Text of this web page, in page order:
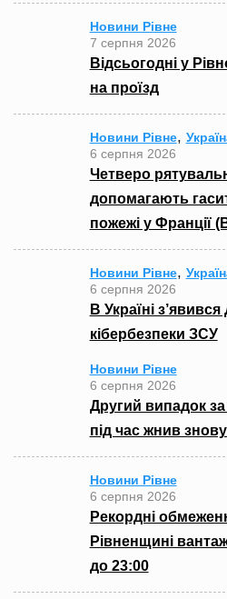
Новини Рівне
7 серпня 2026
Відсьогодні у
на проїзд
Новини Рівне,
6 серпня 2026
Четверо
допомагають
пожежі у Франції
Новини Рівне,
6 серпня 2026
В Україні
кібербезпеки ЗСУ
Новини Рівне
6 серпня 2026
Другий випадок
під час жнив
Новини Рівне
6 серпня 2026
Рекордні
Рівненщині
до 23:00